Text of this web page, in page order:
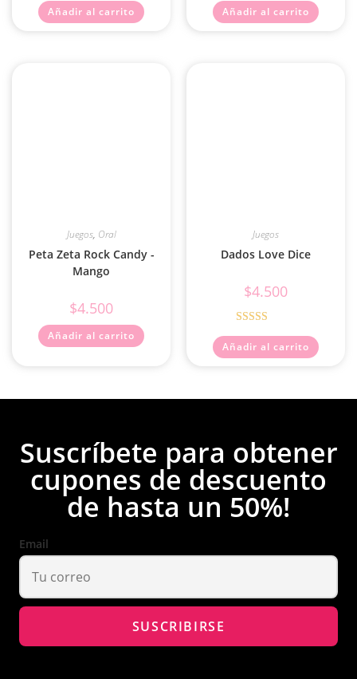
Añadir al carrito Añadir al carrito
Juegos, Oral
Peta Zeta Rock Candy -
Mango
$4.500
Añadir al carrito
Juegos
Dados Love Dice
$4.500
Valorado con
5.00de 5
Añadir al carrito
Suscríbete para obtener
cupones de descuento
de hasta un 50%!
Email